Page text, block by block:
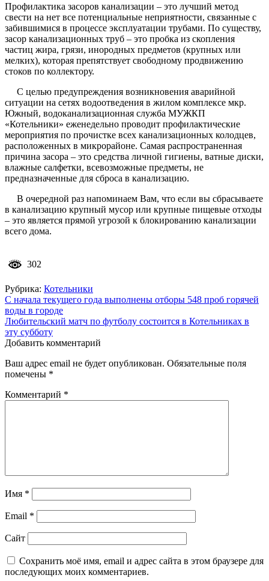
Профилактика засоров канализации – это лучший метод
свести на нет все потенциальные неприятности, связанные с
забившимися в процессе эксплуатации трубами. По существу,
засор канализационных труб – это пробка из скопления
частиц жира, грязи, инородных предметов (крупных или
мелких), которая препятствует свободному продвижению
стоков по коллектору.
С целью предупреждения возникновения аварийной
ситуации на сетях водоотведения в жилом комплексе мкр.
Южный, водоканализационная служба МУЖКП
«Котельники» еженедельно проводит профилактические
мероприятия по прочистке всех канализационных колодцев,
расположенных в микрорайоне. Самая распространенная
причина засора – это средства личной гигиены, ватные диски,
влажные салфетки, всевозможные предметы, не
предназначенные для сброса в канализацию.
В очередной раз напоминаем Вам, что если вы сбрасываете
в канализацию крупный мусор или крупные пищевые отходы
– это является прямой угрозой к блокированию канализации
всего дома.
302
Рубрика: Котельники
Навигация
по
записям
С начала текущего года выполнены отборы 548 проб горячей
воды в городе
Любительский матч по футболу состоится в Котельниках в
эту субботу
Добавить комментарий
Ваш адрес email не будет опубликован. Обязательные поля
помечены *
Комментарий *
Имя *
Email *
Сайт
Сохранить моё имя, email и адрес сайта в этом браузере для
последующих моих комментариев.